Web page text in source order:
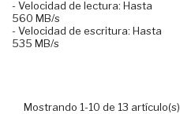
- Velocidad de lectura: Hasta
560 MB/s
- Velocidad de escritura: Hasta
535 MB/s
Mostrando 1-10 de 13 artículo(s)